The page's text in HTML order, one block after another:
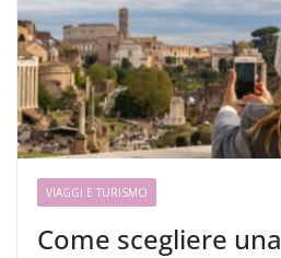
VIAGGI E TURISMO
Come scegliere